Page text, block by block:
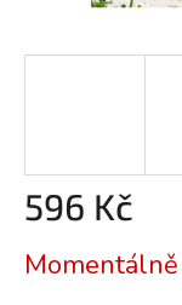
596 Kč
cena: